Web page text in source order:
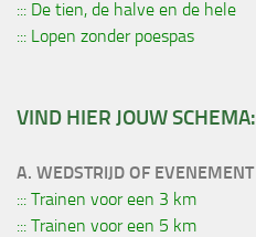
::: De tien, de halve en de hele
::: Lopen zonder poespas
VIND HIER JOUW SCHEMA:
A. WEDSTRIJD OF EVENEMENT
::: Trainen voor een 3 km
::: Trainen voor een 5 km